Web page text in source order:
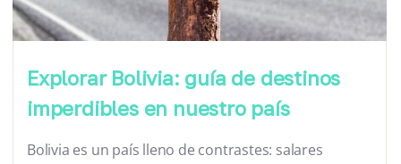
Explorar Bolivia: guía de destinos
imperdibles en nuestro país
Bolivia es un país lleno de contrastes: salares